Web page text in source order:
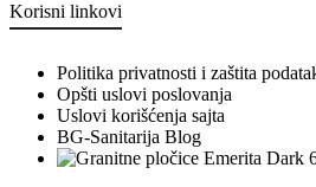
Korisni linkovi
Politika privatnosti i zaštita
Opšti uslovi poslovanja
Uslovi korišćenja sajta
BG-Sanitarija Blog